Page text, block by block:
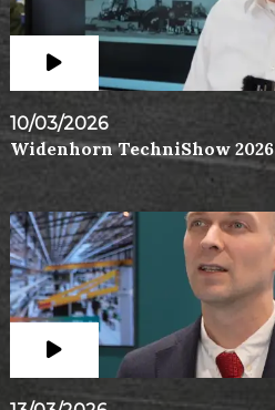
10/03/2026
Widenhorn TechniShow 2026